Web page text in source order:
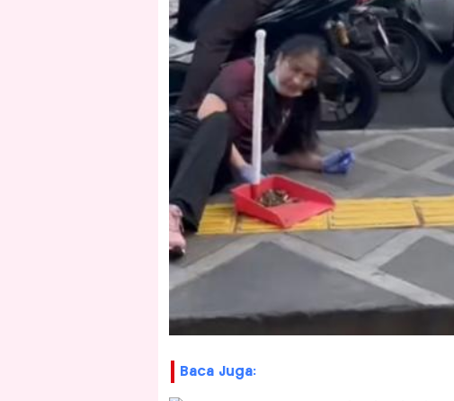
Baca Juga: